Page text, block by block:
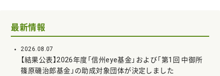
最新情報
2026.08.07
【結果公表】2026年度「信州eye基金」および「第1回 中御所
篠原磯治郎基金」の助成対象団体が決定しました